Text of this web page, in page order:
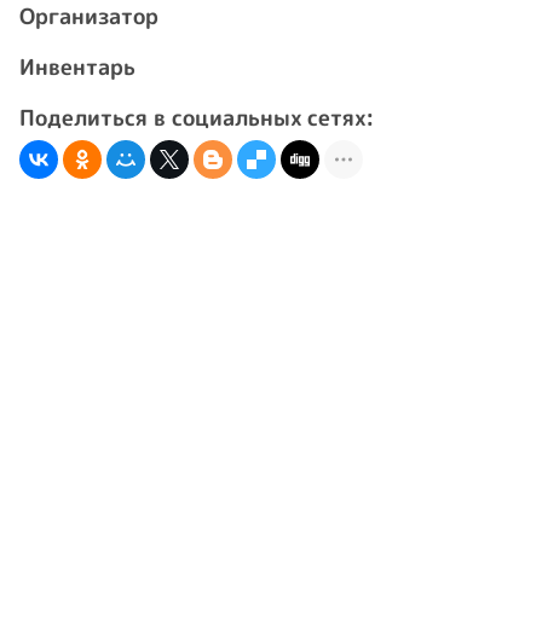
Организатор
Инвентарь
Поделиться в социальных сетях: